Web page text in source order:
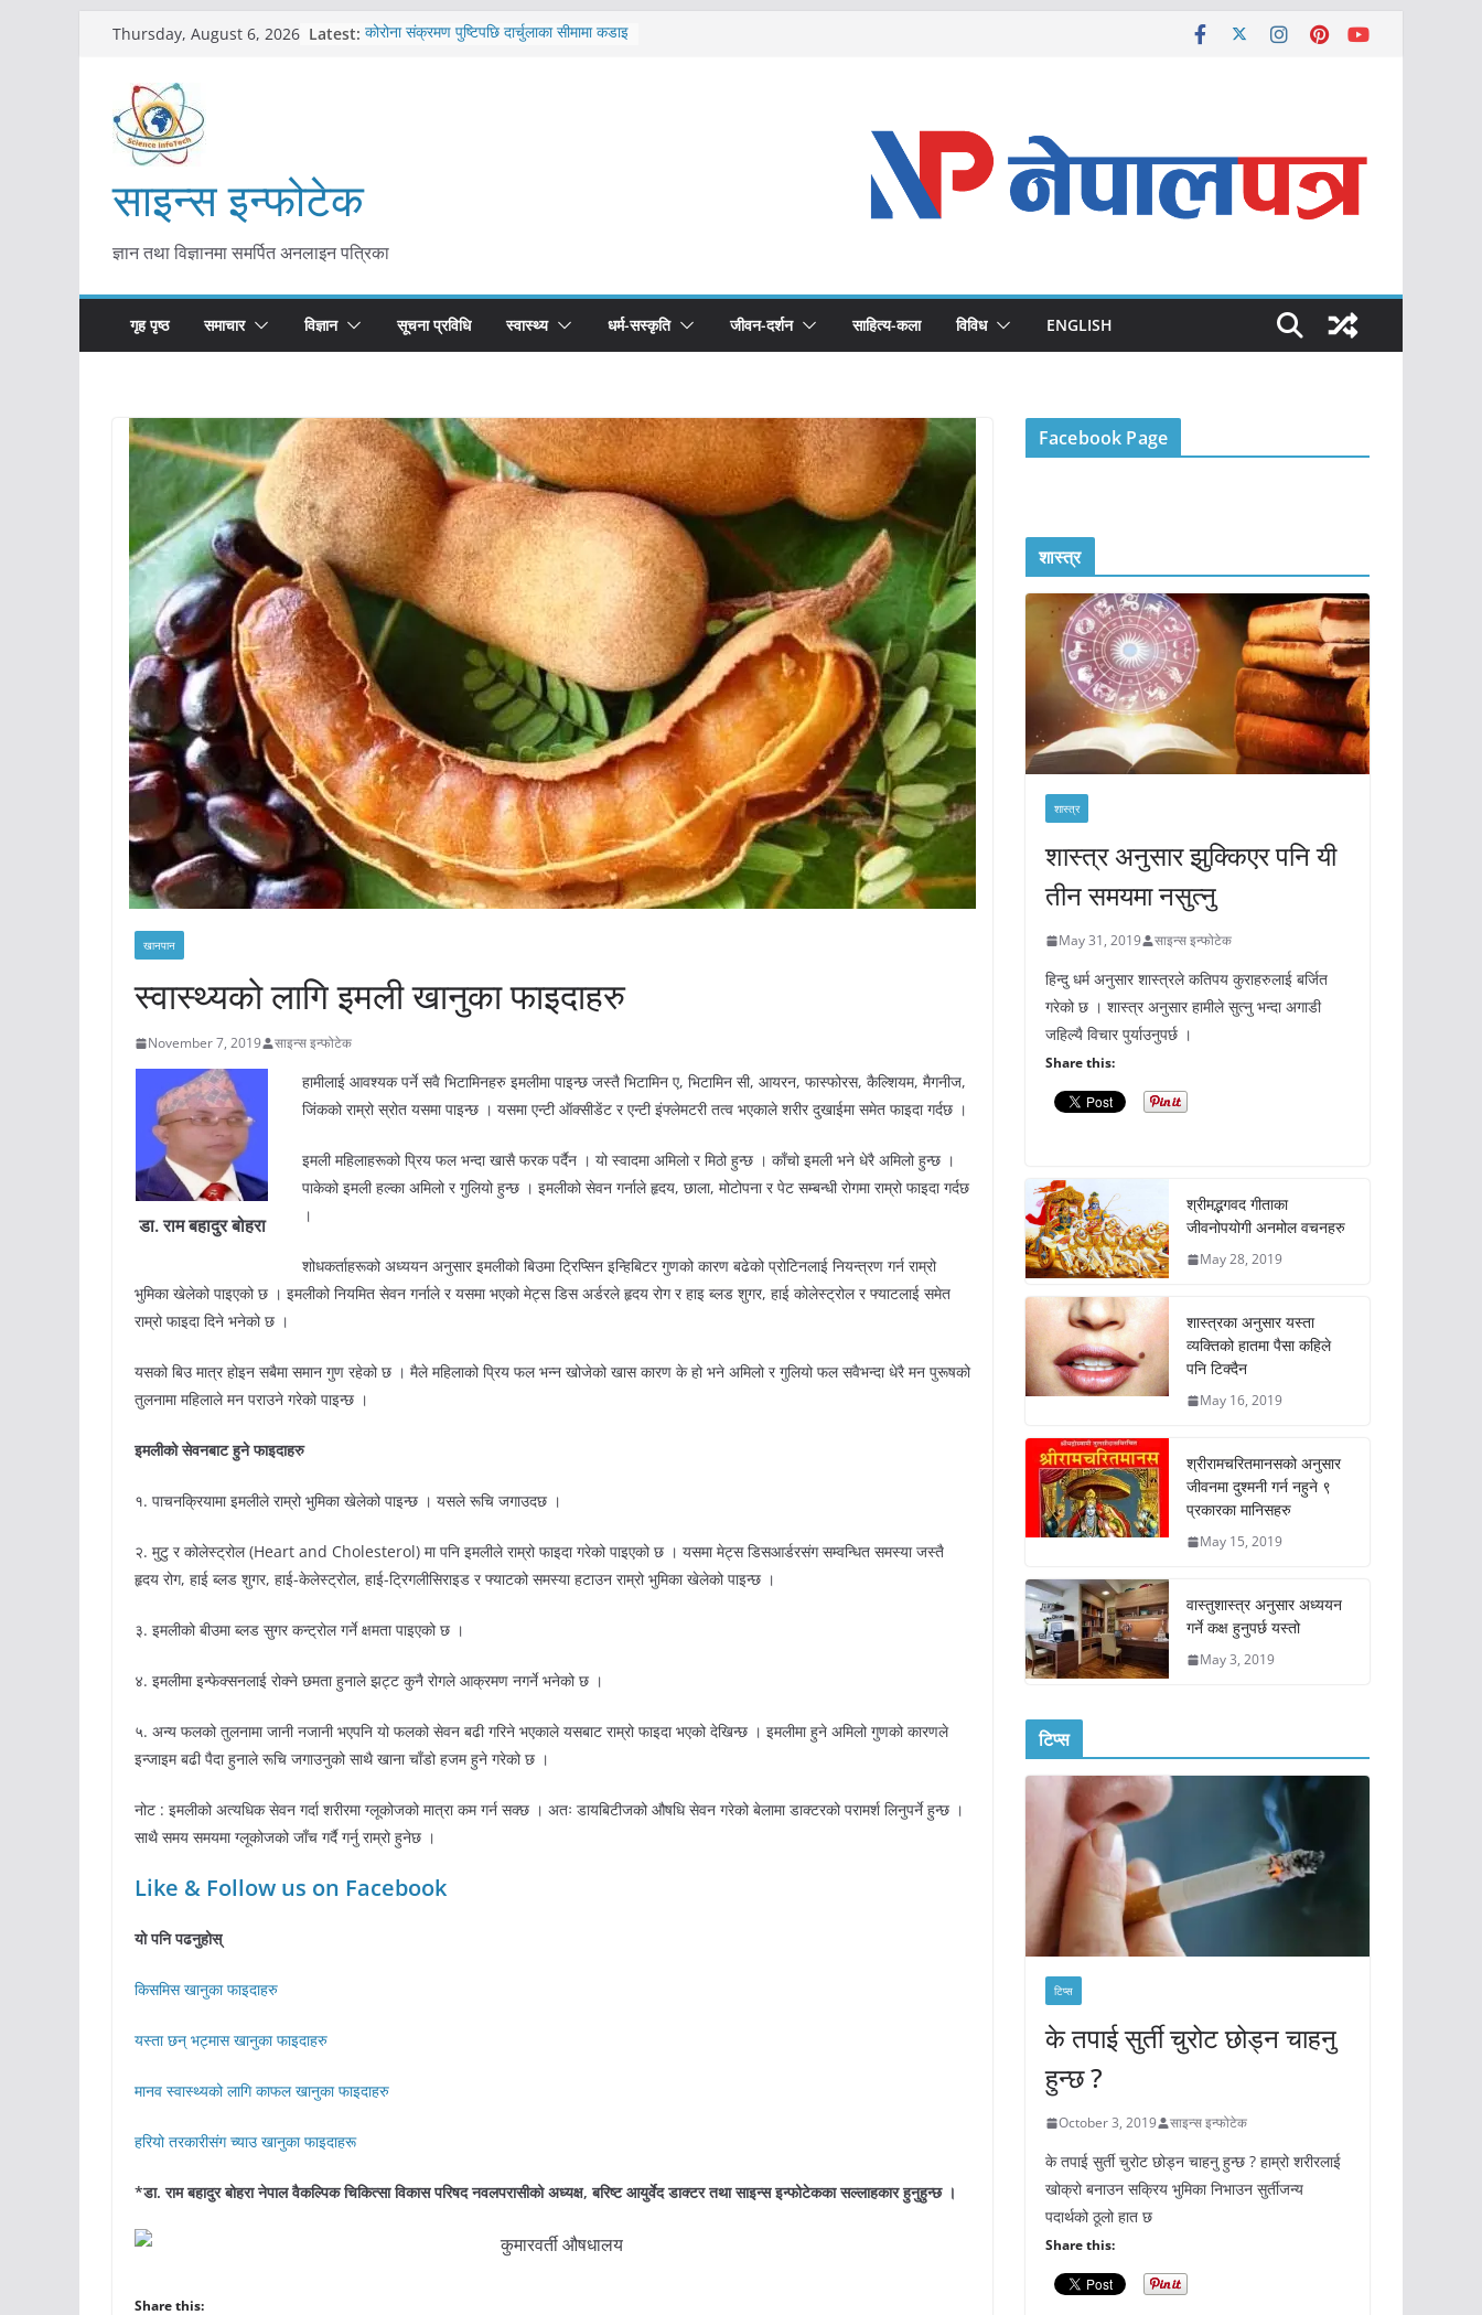
content
Thursday, August 6, 2026 Latest: कोरोना संक्रमण पुष्टिपछि दार्चुलाका सीमामा कडाइ
साइन्स इन्फोटेक
ज्ञान तथा विज्ञानमा समर्पित अनलाइन पत्रिका
गृह पृष्ठ समाचार विज्ञान सूचना प्रविधि स्वास्थ्य धर्म-सस्कृति जीवन-दर्शन साहित्य-कला विविध ENGLISH
खानपान
स्वास्थ्यको लागि इमली खानुका फाइदाहरु
November 7, 2019 साइन्स इन्फोटेक
डा. राम बहादुर बोहरा
हामीलाई आवश्यक पर्ने सवै भिटामिनहरु इमलीमा पाइन्छ जस्तै भिटामिन ए, भिटामिन सी, आयरन, फास्फोरस, कैल्शियम, मैगनीज,
जिंकको राम्रो स्रोत यसमा पाइन्छ । यसमा एन्टी ऑक्सीडेंट र एन्टी इंफ्लेमटरी तत्व भएकाले शरीर दुखाईमा समेत फाइदा गर्दछ ।
इमली महिलाहरूको प्रिय फल भन्दा खासै फरक पर्दैन । यो स्वादमा अमिलो र मिठो हुन्छ । काँचो इमली भने धेरै अमिलो हुन्छ ।
पाकेको इमली हल्का अमिलो र गुलियो हुन्छ । इमलीको सेवन गर्नाले हृदय, छाला, मोटोपना र पेट सम्बन्धी रोगमा राम्रो फाइदा गर्दछ
।
शोधकर्ताहरूको अध्ययन अनुसार इमलीको बिउमा ट्रिप्सिन इन्हिबिटर गुणको कारण बढेको प्रोटिनलाई नियन्त्रण गर्न राम्रो
भुमिका खेलेको पाइएको छ । इमलीको नियमित सेवन गर्नाले र यसमा भएको मेट्स डिस अर्डरले हृदय रोग र हाइ ब्लड शुगर, हाई कोलेस्ट्रोल र फ्याटलाई समेत
राम्रो फाइदा दिने भनेको छ ।
यसको बिउ मात्र होइन सबैमा समान गुण रहेको छ । मैले महिलाको प्रिय फल भन्न खोजेको खास कारण के हो भने अमिलो र गुलियो फल सवैभन्दा धेरै मन पुरूषको
तुलनामा महिलाले मन पराउने गरेको पाइन्छ ।
इमलीको सेवनबाट हुने फाइदाहरु
१. पाचनक्रियामा इमलीले राम्रो भुमिका खेलेको पाइन्छ । यसले रूचि जगाउदछ ।
२. मुटु र कोलेस्ट्रोल (Heart and Cholesterol) मा पनि इमलीले राम्रो फाइदा गरेको पाइएको छ । यसमा मेट्स डिसआर्डरसंग सम्वन्धित समस्या जस्तै
हृदय रोग, हाई ब्लड शुगर, हाई-केलेस्ट्रोल, हाई-ट्रिगलीसिराइड र फ्याटको समस्या हटाउन राम्रो भुमिका खेलेको पाइन्छ ।
३. इमलीको बीउमा ब्लड सुगर कन्ट्रोल गर्ने क्षमता पाइएको छ ।
४. इमलीमा इन्फेक्सनलाई रोक्ने छमता हुनाले झट्ट कुनै रोगले आक्रमण नगर्ने भनेको छ ।
५. अन्य फलको तुलनामा जानी नजानी भएपनि यो फलको सेवन बढी गरिने भएकाले यसबाट राम्रो फाइदा भएको देखिन्छ । इमलीमा हुने अमिलो गुणको कारणले
इन्जाइम बढी पैदा हुनाले रूचि जगाउनुको साथै खाना चाँडो हजम हुने गरेको छ ।
नोट : इमलीको अत्यधिक सेवन गर्दा शरीरमा ग्लूकोजको मात्रा कम गर्न सक्छ । अतः डायबिटीजको औषधि सेवन गरेको बेलामा डाक्टरको परामर्श लिनुपर्ने हुन्छ ।
साथै समय समयमा ग्लूकोजको जाँच गर्दै गर्नु राम्रो हुनेछ ।
Like & Follow us on Facebook
यो पनि पढनुहोस्
किसमिस खानुका फाइदाहरु
यस्ता छन् भट्मास खानुका फाइदाहरु
मानव स्वास्थ्यको लागि काफल खानुका फाइदाहरु
हरियो तरकारीसंग च्याउ खानुका फाइदाहरू
*डा. राम बहादुर बोहरा नेपाल वैकल्पिक चिकित्सा विकास परिषद नवलपरासीको अध्यक्ष, बरिष्ट आयुर्वेद डाक्टर तथा साइन्स इन्फोटेकका सल्लाहकार हुनुहुन्छ ।
Share this:
Facebook Page
शास्त्र
शास्त्र
शास्त्र अनुसार झुक्किएर पनि यी
तीन समयमा नसुत्नु
May 31, 2019 साइन्स इन्फोटेक
हिन्दु धर्म अनुसार शास्त्रले कतिपय कुराहरुलाई बर्जित
गरेको छ । शास्त्र अनुसार हामीले सुत्नु भन्दा अगाडी
जहिल्यै विचार पुर्याउनुपर्छ ।
Share this:
श्रीमद्भगवद गीताका
जीवनोपयोगी अनमोल वचनहरु
May 28, 2019
शास्त्रका अनुसार यस्ता
व्यक्तिको हातमा पैसा कहिले
पनि टिक्दैन
May 16, 2019
श्रीरामचरितमानसको अनुसार
जीवनमा दुश्मनी गर्न नहुने ९
प्रकारका मानिसहरु
May 15, 2019
वास्तुशास्त्र अनुसार अध्ययन
गर्ने कक्ष हुनुपर्छ यस्तो
May 3, 2019
टिप्स
टिप्स
के तपाई सुर्ती चुरोट छोड्न चाहनु
हुन्छ ?
October 3, 2019 साइन्स इन्फोटेक
के तपाई सुर्ती चुरोट छोड्न चाहनु हुन्छ ? हाम्रो शरीरलाई
खोक्रो बनाउन सक्रिय भुमिका निभाउन सुर्तीजन्य
पदार्थको ठूलो हात छ
Share this: